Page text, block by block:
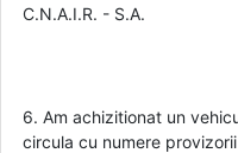
C.N.A.I.R. - S.A.
6. Am achizitionat un
circula cu numere